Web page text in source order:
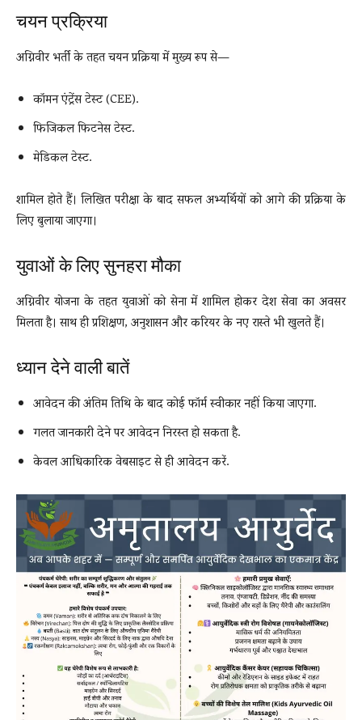
चयन प्रक्रिया
अग्निवीर भर्ती के तहत चयन प्रक्रिया में मुख्य रूप से—
कॉमन एंट्रेंस टेस्ट (CEE).
फिजिकल फिटनेस टेस्ट.
मेडिकल टेस्ट.
शामिल होते हैं। लिखित परीक्षा के बाद सफल अभ्यर्थियों को आगे की प्रक्रिया के
लिए बुलाया जाएगा।
युवाओं के लिए सुनहरा मौका
अग्निवीर योजना के तहत युवाओं को सेना में शामिल होकर देश सेवा का अवसर
मिलता है। साथ ही प्रशिक्षण, अनुशासन और करियर के नए रास्ते भी खुलते हैं।
ध्यान देने वाली बातें
आवेदन की अंतिम तिथि के बाद कोई फॉर्म स्वीकार नहीं किया जाएगा.
गलत जानकारी देने पर आवेदन निरस्त हो सकता है.
केवल आधिकारिक वेबसाइट से ही आवेदन करें.